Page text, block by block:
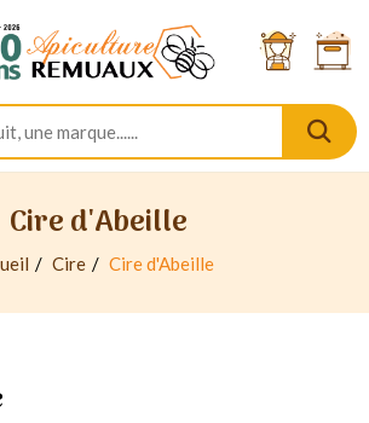
Cire d'Abeille
Cire Cire d'Abeille